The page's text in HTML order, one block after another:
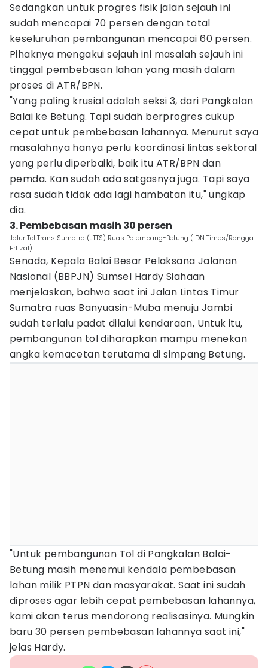
Sedangkan untuk progres fisik jalan sejauh ini
sudah mencapai 70 persen dengan total
keseluruhan pembangunan mencapai 60 persen.
Pihaknya mengakui sejauh ini masalah sejauh ini
tinggal pembebasan lahan yang masih dalam
proses di ATR/BPN.
"Yang paling krusial adalah seksi 3, dari Pangkalan
Balai ke Betung. Tapi sudah berprogres cukup
cepat untuk pembebasan lahannya. Menurut saya
masalahnya hanya perlu koordinasi lintas sektoral
yang perlu diperbaiki, baik itu ATR/BPN dan
pemda. Kan sudah ada satgasnya juga. Tapi saya
rasa sudah tidak ada lagi hambatan itu," ungkap
dia.
3. Pembebasan masih 30 persen
Jalur Tol Trans Sumatra (JTTS) Ruas Palembang-Betung (IDN Times/Rangga
Erfizal)
Senada, Kepala Balai Besar Pelaksana Jalanan
Nasional (BBPJN) Sumsel Hardy Siahaan
menjelaskan, bahwa saat ini Jalan Lintas Timur
Sumatra ruas Banyuasin-Muba menuju Jambi
sudah terlalu padat dilalui kendaraan, Untuk itu,
pembangunan tol diharapkan mampu menekan
angka kemacetan terutama di simpang Betung.
"Untuk pembangunan Tol di Pangkalan Balai-
Betung masih menemui kendala pembebasan
lahan milik PTPN dan masyarakat. Saat ini sudah
diproses agar lebih cepat pembebasan lahannya,
kami akan terus mendorong realisasinya. Mungkin
baru 30 persen pembebasan lahannya saat ini,"
jelas Hardy.